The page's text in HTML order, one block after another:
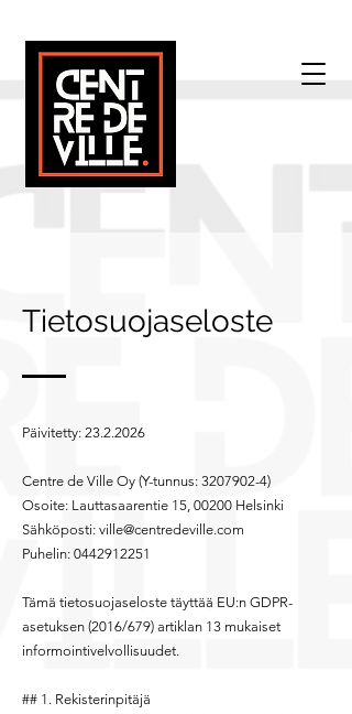
Tietosuojaseloste
Päivitetty: 23.2.2026
Centre de Ville Oy (Y-tunnus: 3207902-4)
Osoite: Lauttasaarentie 15, 00200 Helsinki
Sähköposti: ville@centredeville.com
Puhelin: 0442912251
Tämä tietosuojaseloste täyttää EU:n GDPR-
asetuksen (2016/679) artiklan 13 mukaiset
informointivelvollisuudet.
## 1. Rekisterinpitäjä